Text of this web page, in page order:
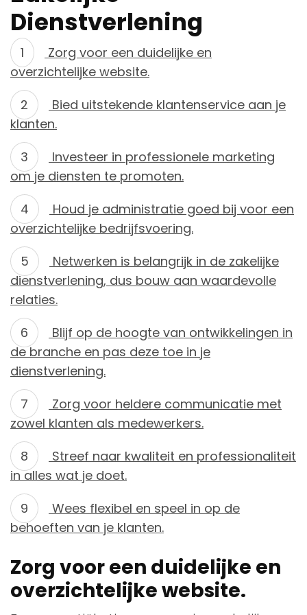
Dienstverlening
Zorg voor een duidelijke en
overzichtelijke website.
Bied uitstekende klantenservice aan je
klanten.
Investeer in professionele marketing
om je diensten te promoten.
Houd je administratie goed bij voor een
overzichtelijke bedrijfsvoering.
Netwerken is belangrijk in de zakelijke
dienstverlening, dus bouw aan waardevolle
relaties.
Blijf op de hoogte van ontwikkelingen in
de branche en pas deze toe in je
dienstverlening.
Zorg voor heldere communicatie met
zowel klanten als medewerkers.
Streef naar kwaliteit en professionaliteit
in alles wat je doet.
Wees flexibel en speel in op de
behoeften van je klanten.
Zorg voor een duidelijke en
overzichtelijke website.